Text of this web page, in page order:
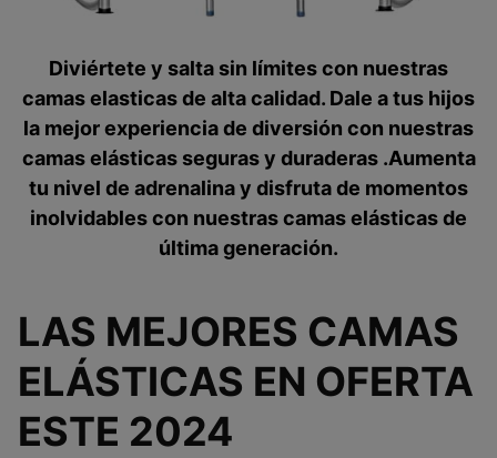
Diviértete y salta sin límites con nuestras
camas elasticas de alta calidad. Dale a tus hijos
la mejor experiencia de diversión con nuestras
camas elásticas seguras y duraderas .Aumenta
tu nivel de adrenalina y disfruta de momentos
inolvidables con nuestras camas elásticas de
última generación.
LAS MEJORES CAMAS
ELÁSTICAS EN OFERTA
ESTE 2024